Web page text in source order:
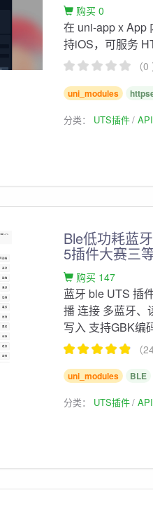
购买 0
在 uni-app x App
持iOS，可服务
（
uni_modules
分类： UTS插件
Ble低功耗蓝
5插件大赛三
购买 147
蓝牙 ble UTS 插
播 连接 多蓝牙、
写入 支持GBK编
（
uni_modules BLE
分类： UTS插件